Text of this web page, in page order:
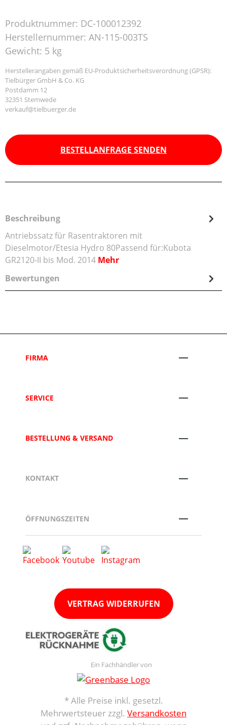
Produktnummer: DC-100012392
Herstellernummer: AN-115-003TS
Gewicht: 5 kg
Herstellerangaben gemäß EU-Produktsicherheitsverordnung (GPSR):
Tielbürger GmbH & Co. KG
Postdamm 12
32351 Stemwede
verkauf@tielbuerger.de
BESTELLANFRAGE SENDEN
Beschreibung
Antriebssatz für Rasentraktoren mit
Dieselmotor/Etesia Hydro 80Passend für:Kubota
GR2120-II bis Mod. 2014 Mehr
Bewertungen
FIRMA
SERVICE
BESTELLUNG & VERSAND
KONTAKT
ÖFFNUNGSZEITEN
VERTRAG WIDERRUFEN
Ein Fachhändler von
* Alle Preise inkl. gesetzl.
Mehrwertsteuer zzgl. Versandkosten